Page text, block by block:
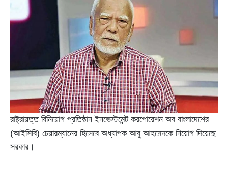
রাষ্ট্রায়ত্ত বিনিয়োগ প্রতিষ্ঠান ইনভেস্টমেন্ট করপোরেশন অব বাংলাদেশের
(আইসিবি) চেয়ারম্যানের হিসেবে অধ্যাপক আবু আহমেদকে নিয়োগ দিয়েছে
সরকার।